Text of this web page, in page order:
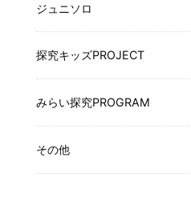
ジュニソロ
探究キッズPROJECT
みらい探究PROGRAM
その他